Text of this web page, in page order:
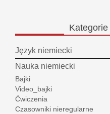
Kategorie
Język niemiecki
Nauka niemiecki
Bajki
Video_bajki
Ćwiczenia
Czasowniki nieregularne